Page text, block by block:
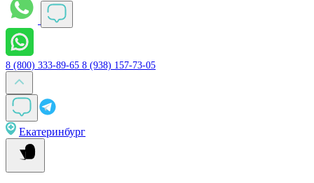
8 (800) 333-89-65 8 (938) 157-73-05
Екатеринбург